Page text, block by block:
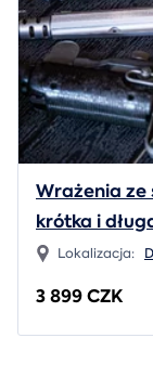
Wrażenia
krótka i
Lokalizacja:
3 899 CZK